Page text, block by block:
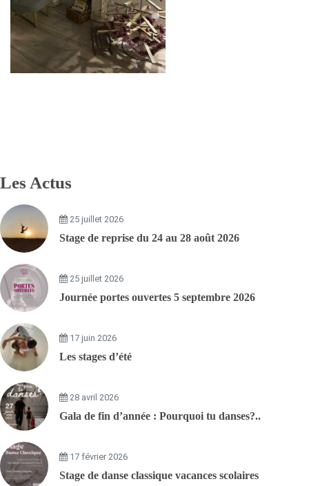
Les Actus
25 juillet 2026
Stage de reprise du 24 au 28 août 2026
25 juillet 2026
Journée portes ouvertes 5 septembre 2026
17 juin 2026
Les stages d’été
28 avril 2026
Gala de fin d’année : Pourquoi tu danses?..
17 février 2026
Stage de danse classique vacances scolaires